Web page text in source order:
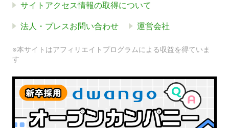
サイトアクセス情報の取得について
法人・プレスお問い合わせ 運営会社
※本サイトはアフィリエイトプログラムによる収益を得ていま
す